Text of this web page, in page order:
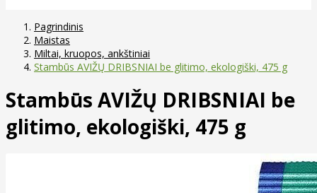
Pagrindinis
Maistas
Miltai, kruopos, ankštiniai
Stambūs AVIŽŲ DRIBSNIAI be glitimo, ekologiški, 475 g
Stambūs AVIŽŲ DRIBSNIAI be
glitimo, ekologiški, 475 g